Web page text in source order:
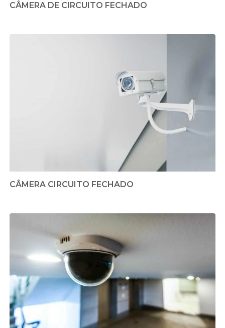
CÂMERA DE CIRCUITO FECHADO
CÂMERA CIRCUITO FECHADO